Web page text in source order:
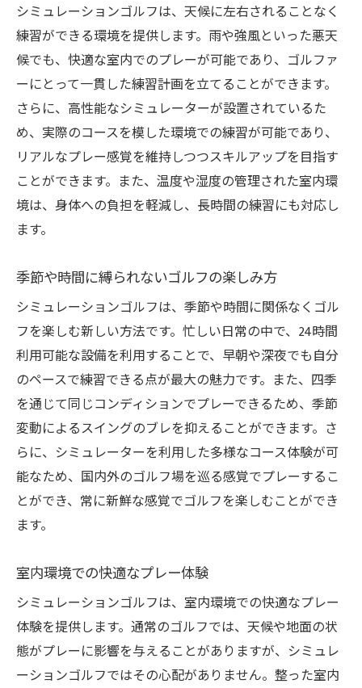
シミュレーションゴルフは、天候に左右されることなく
練習ができる環境を提供します。雨や強風といった悪天
候でも、快適な室内でのプレーが可能であり、ゴルファ
ーにとって一貫した練習計画を立てることができます。
さらに、高性能なシミュレーターが設置されているた
め、実際のコースを模した環境での練習が可能であり、
リアルなプレー感覚を維持しつつスキルアップを目指す
ことができます。また、温度や湿度の管理された室内環
境は、身体への負担を軽減し、長時間の練習にも対応し
ます。
季節や時間に縛られないゴルフの楽しみ方
シミュレーションゴルフは、季節や時間に関係なくゴル
フを楽しむ新しい方法です。忙しい日常の中で、24時間
利用可能な設備を利用することで、早朝や深夜でも自分
のペースで練習できる点が最大の魅力です。また、四季
を通じて同じコンディションでプレーできるため、季節
変動によるスイングのブレを抑えることができます。さ
らに、シミュレーターを利用した多様なコース体験が可
能なため、国内外のゴルフ場を巡る感覚でプレーするこ
とができ、常に新鮮な感覚でゴルフを楽しむことができ
ます。
室内環境での快適なプレー体験
シミュレーションゴルフは、室内環境での快適なプレー
体験を提供します。通常のゴルフでは、天候や地面の状
態がプレーに影響を与えることがありますが、シミュレ
ーションゴルフではその心配がありません。整った室内